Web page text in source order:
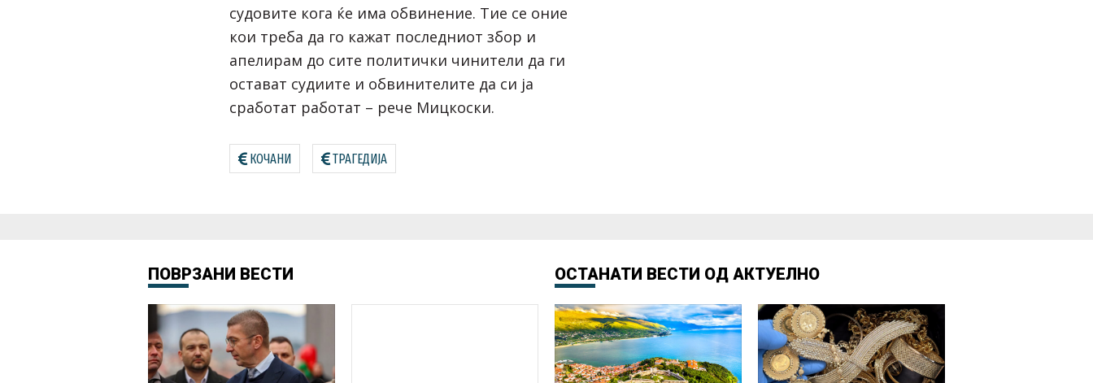
судовите кога ќе има обвинение. Тие се оние
кои треба да го кажат последниот збор и
апелирам до сите политички чинители да ги
остават судиите и обвинителите да си ја
сработат работат – рече Мицкоски.
КОЧАНИ ТРАГЕДИЈА
ПОВРЗАНИ ВЕСТИ ОСТАНАТИ ВЕСТИ ОД АКТУЕЛНО